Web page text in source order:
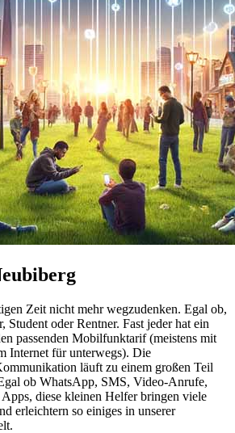
Zeit nicht mehr wegzudenken. Egal ob,
Student oder Rentner. Fast jeder hat ein
passenden Mobilfunktarif (meistens mit
Internet für unterwegs). Die
läuft zu einem großen Teil
ob WhatsApp, SMS, Video-Anrufe,
diese kleinen Helfer bringen viele
erleichtern so einiges in unserer